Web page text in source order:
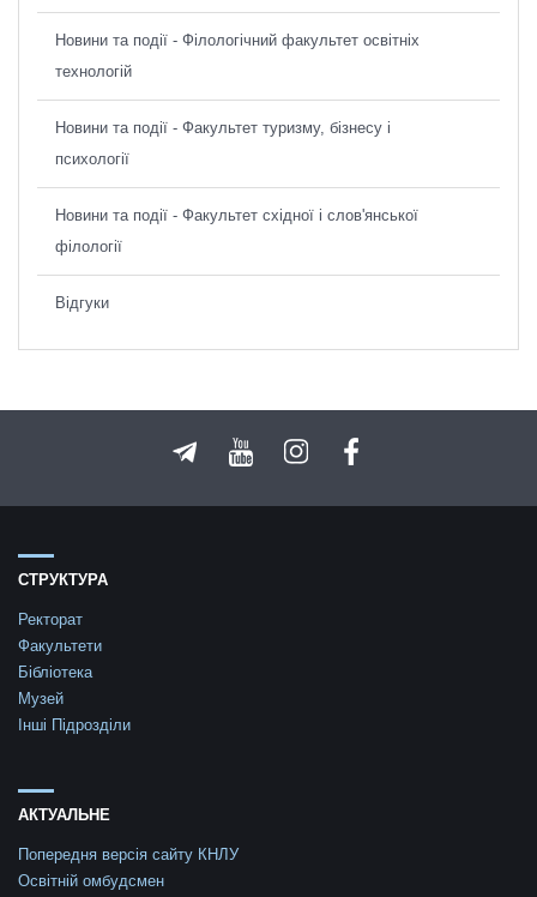
Новини та події - Філологічний факультет освітніх
технологій
Новини та події - Факультет туризму, бізнесу і
психології
Новини та події - Факультет східної і слов'янської
філології
Відгуки
СТРУКТУРА
Ректорат
Факультети
Бібліотека
Музей
Інші Підрозділи
АКТУАЛЬНЕ
Попередня версія сайту КНЛУ
Освітній омбудсмен